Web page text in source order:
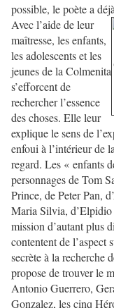
possible, le poète a
Avec l’aide de leur
maîtresse, les enfants,
les adolescents et les
jeunes de la Colmenita
s’efforcent de
rechercher l’essence
des choses. Elle leur
explique le sens de
enfoui à l’intérieur de
regard. Les « enfants
personnages de Tom
Prince, de Peter Pan,
Maria Silvia, d’Elpidio
mission d’autant plus
contentent de l’aspect
secrète à la recherche
propose de trouver le
Antonio Guerrero,
Gonzalez, les cinq